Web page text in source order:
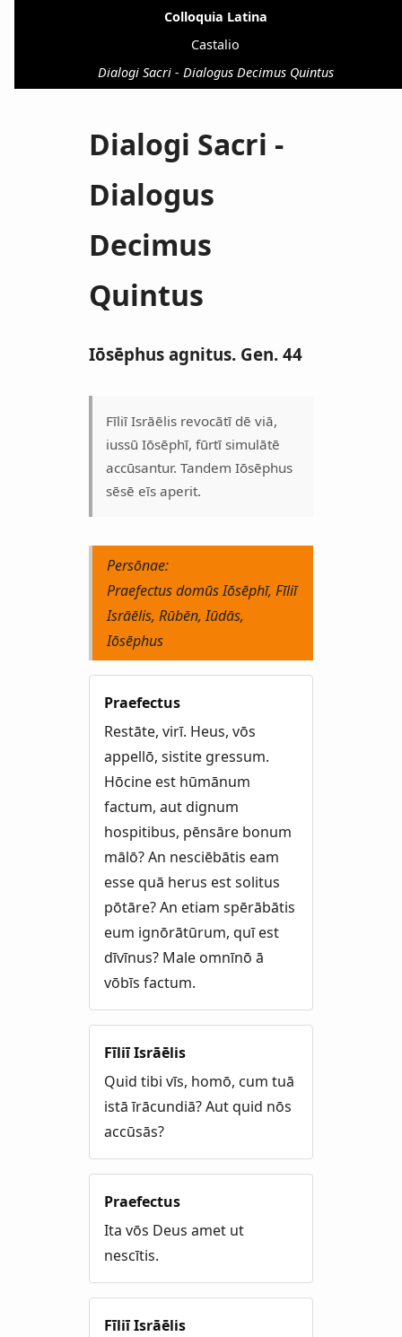
Colloquia Latina
Castalio
Dialogi Sacri - Dialogus Decimus Quintus
Dialogi Sacri -
Dialogus
Decimus
Quintus
Iōsēphus agnitus. Gen. 44
Fīliī Isrāēlis revocātī dē viā,
iussū Iōsēphī, fūrtī simulātē
accūsantur. Tandem Iōsēphus
sēsē eīs aperit.
Persōnae:
Praefectus domūs Iōsēphī, Fīliī
Isrāēlis, Rūbēn, Iūdās,
Iōsēphus
Praefectus
Restāte, virī. Heus, vōs
appellō, sistite gressum.
Hōcine est hūmānum
factum, aut dignum
hospitibus, pēnsāre bonum
mālō? An nesciēbātis eam
esse quā herus est solitus
pōtāre? An etiam spērābātis
eum ignōrātūrum, quī est
dīvīnus? Male omnīnō ā
vōbīs factum.
Fīliī Isrāēlis
Quid tibi vīs, homō, cum tuā
istā īrācundiā? Aut quid nōs
accūsās?
Praefectus
Ita vōs Deus amet ut
nescītis.
Fīliī Isrāēlis